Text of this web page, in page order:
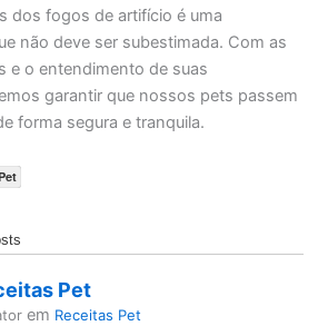
dos fogos de artifício é uma
não deve ser subestimada. Com as
e o entendimento de suas
garantir que nossos pets passem
forma segura e tranquila.
Pet
em Receitas Pet